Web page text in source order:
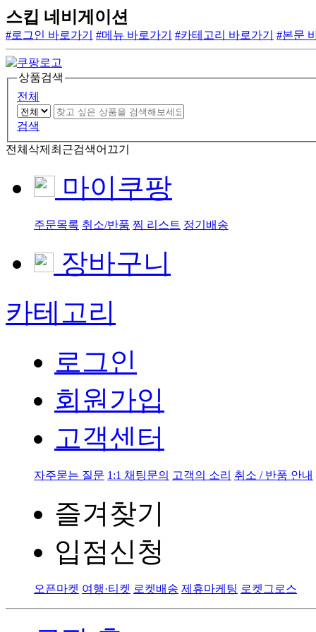
스킵 네비게이션
#로그인 바로가기 #메뉴 바로가기 #카테고리 바로가기 #본문
상품검색
전체
검색
전체삭제 최근검색어끄기
마이쿠팡
주문목록 취소/반품 찜 리스트 정기배송
장바구니
카테고리
로그인
회원가입
고객센터
자주묻는 질문 1:1 채팅문의 고객의 소리 취소 / 반품 안내
즐겨찾기
입점신청
오픈마켓 여행·티켓 로켓배송 제휴마케팅 로켓그로스